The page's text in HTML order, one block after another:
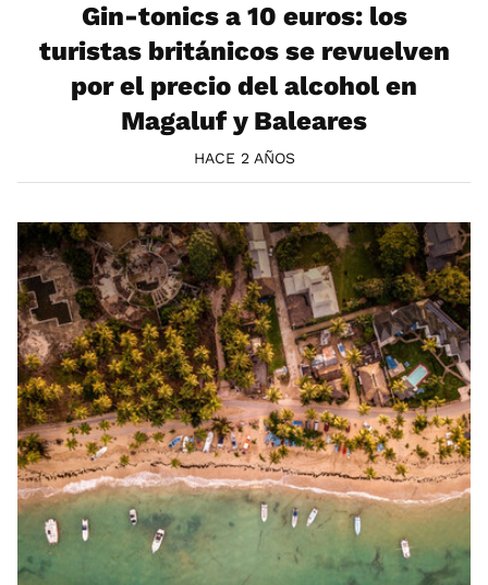
Gin-tonics a 10 euros: los
turistas británicos se revuelven
por el precio del alcohol en
Magaluf y Baleares
HACE 2 AÑOS